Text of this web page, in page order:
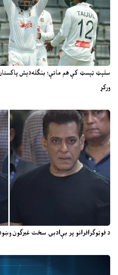
سلېټ ټېسټ کې هم ماتې؛ بنګله‌دېش
ورکړ
د فوټوګرافرانو پر بې‌ادبۍ سخت غبرګون